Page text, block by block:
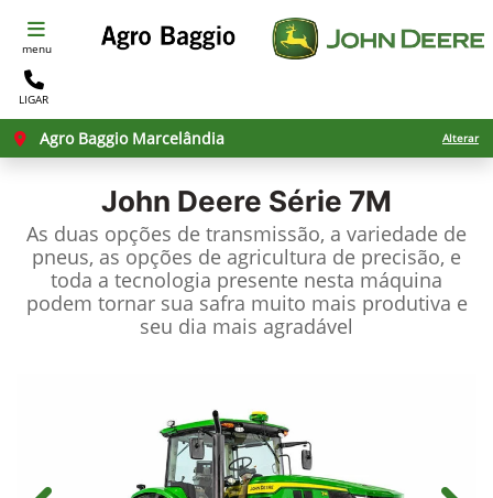
menu
LIGAR
Agro Baggio Marcelândia Alterar
John Deere Série 7M
As duas opções de transmissão, a variedade de
pneus, as opções de agricultura de precisão, e
toda a tecnologia presente nesta máquina
podem tornar sua safra muito mais produtiva e
seu dia mais agradável